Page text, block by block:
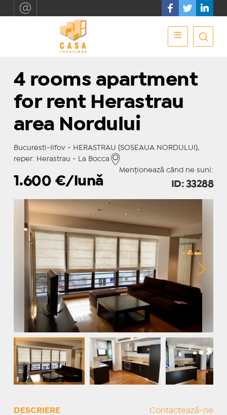
4 rooms apartment
for rent Herastrau
area Nordului
Bucuresti-Ilfov - HERASTRAU (SOSEAUA NORDULUI),
reper: Herastrau - La Bocca
Menționează când ne suni:
1.600 €/lună ID: 33288
DESCRIERE Contactează-ne